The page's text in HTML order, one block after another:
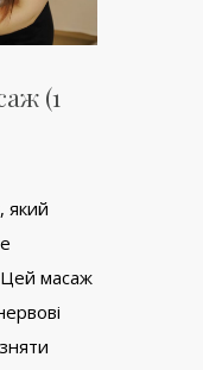
(1
, який
Цей масаж